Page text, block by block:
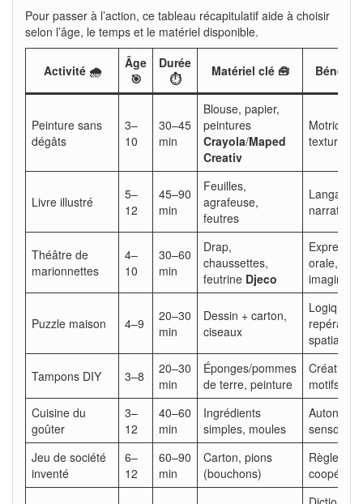
Pour passer à l’action, ce tableau récapitulatif aide à choisir
selon l’âge, le temps et le matériel disponible.
Activité 🌧️
Âge
🎯
Durée
⏱️
Matériel clé 🧰
Peinture sans
dégâts
3–
10
30–45
min
Blouse, papier,
peintures
Crayola/Maped
Creativ
Motricité
textures
Livre illustré
5–
12
45–90
min
Feuilles,
agrafeuse,
feutres
Langage,
narration,
Théâtre de
marionnettes
4–
10
30–60
min
Drap,
chaussettes,
feutrine Djeco
orale,
Puzzle maison 4–9
20–30
min
Dessin + carton,
ciseaux
Logique,
repérage
spatial
Tampons DIY 3–8
20–30
min
Éponges/pommes
de terre, peinture
Créativité,
motifs
Cuisine du
goûter
3–
12
40–60
min
Ingrédients
simples, moules
Jeu de société
inventé
6–
12
60–90
min
Carton, pions
(bouchons)
Règles,